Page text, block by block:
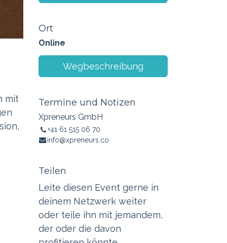
mit
Ort
Online
Wegbeschreibung
Termine und Notizen
Xpreneurs GmbH
+41 61 515 06 70
info@xpreneurs.co
Teilen
Leite diesen Event gerne in
deinem Netzwerk weiter
oder teile ihn mit jemandem,
der oder die davon